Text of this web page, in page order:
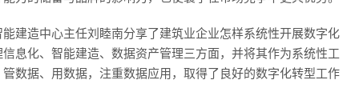
建造中心主任刘睦南分享了建筑业企业怎样系统性开展数字化
息化、智能建造、数据资产管理三方面，并将其作为系统性工
数据、用数据，注重数据应用，取得了良好的数字化转型工作